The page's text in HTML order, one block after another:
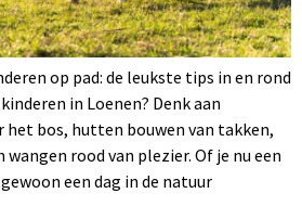
op pad: de leukste tips in en rond
in Loenen? Denk aan
het bos, hutten bouwen van takken,
wangen rood van plezier. Of je nu een
een dag in de natuur